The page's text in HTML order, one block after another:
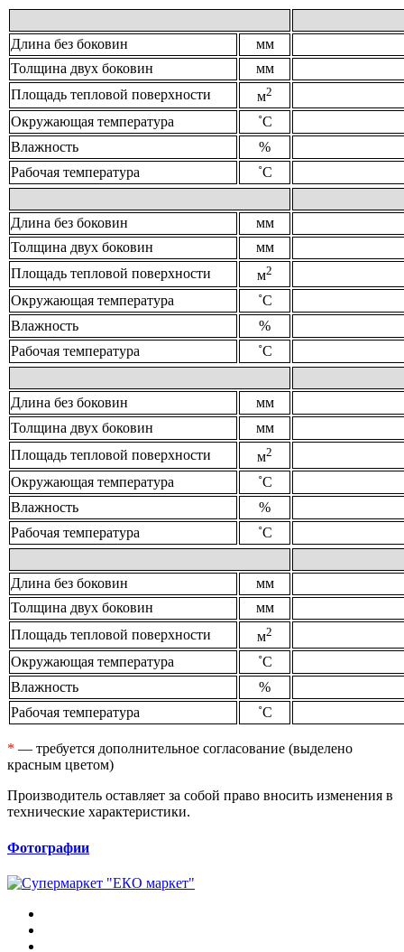
Длина без боковин
мм
Толщина двух боковин
мм
Площадь тепловой поверхности
м2
Окружающая температура
˚С
Влажность
%
Рабочая температура
˚С
Длина без боковин
мм
Толщина двух боковин
мм
Площадь тепловой поверхности
м2
Окружающая температура
˚С
Влажность
%
Рабочая температура
˚С
Длина без боковин
мм
Толщина двух боковин
мм
Площадь тепловой поверхности
м2
Окружающая температура
˚С
Влажность
%
Рабочая температура
˚С
Длина без боковин
мм
Толщина двух боковин
мм
Площадь тепловой поверхности
м2
Окружающая температура
˚С
Влажность
%
Рабочая температура
˚С
* — требуется дополнительное согласование (выделено
красным цветом)
Производитель оставляет за собой право вносить изменения в
технические характеристики.
Фотографии